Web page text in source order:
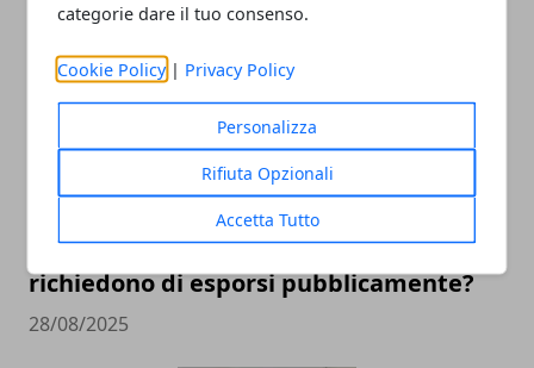
categorie dare il tuo consenso.
Cookie Policy | Privacy Policy
Personalizza
Rifiuta Opzionali
Accetta Tutto
Quali sono i lavori online che non
richiedono di esporsi pubblicamente?
28/08/2025